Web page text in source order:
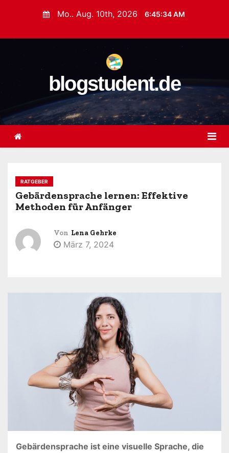
p
Mo.. Aug. 10th, 2026 6:45:35 AM
blogstudent.de
RATGEBER
Gebärdensprache lernen: Effektive
Methoden für Anfänger
Von Lena Gehrke
März 7, 2024
Gebärdensprache ist eine visuelle Sprache, die